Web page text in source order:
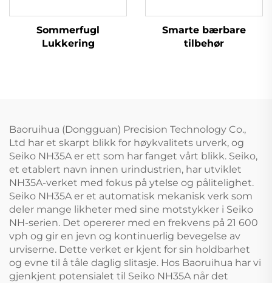
Sommerfugl
Lukkering
Smarte bærbare
tilbehør
Baoruihua (Dongguan) Precision Technology Co.,
Ltd har et skarpt blikk for høykvalitets urverk, og
Seiko NH35A er ett som har fanget vårt blikk. Seiko,
et etablert navn innen urindustrien, har utviklet
NH35A-verket med fokus på ytelse og pålitelighet.
Seiko NH35A er et automatisk mekanisk verk som
deler mange likheter med sine motstykker i Seiko
NH-serien. Det opererer med en frekvens på 21 600
vph og gir en jevn og kontinuerlig bevegelse av
urviserne. Dette verket er kjent for sin holdbarhet
og evne til å tåle daglig slitasje. Hos Baoruihua har vi
gjenkjent potensialet til Seiko NH35A når det